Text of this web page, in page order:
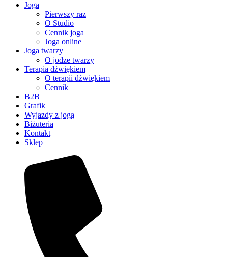
Joga
Pierwszy raz
O Studio
Cennik joga
Joga online
Joga twarzy
O jodze twarzy
Terapia dźwiękiem
O terapii dźwiękiem
Cennik
B2B
Grafik
Wyjazdy z jogą
Biżuteria
Kontakt
Sklep